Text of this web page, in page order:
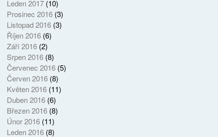
Leden 2017(10)
Prosinec 2016(3)
Listopad 2016(3)
Říjen 2016(6)
Září 2016(2)
Srpen 2016(8)
Červenec 2016(5)
Červen 2016(8)
Květen 2016(11)
Duben 2016(6)
Březen 2016(8)
Únor 2016(11)
Leden 2016(8)